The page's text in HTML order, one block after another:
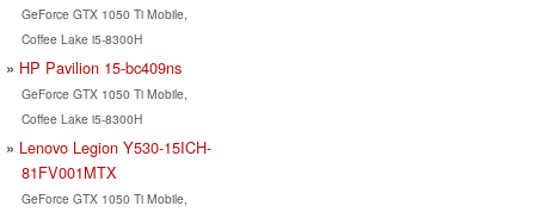
GeForce GTX 1050 Ti Mobile,
Coffee Lake i5-8300H
HP Pavilion 15-bc409ns
GeForce GTX 1050 Ti Mobile,
Coffee Lake i5-8300H
Lenovo Legion Y530-15ICH-
81FV001MTX
GeForce GTX 1050 Ti Mobile,